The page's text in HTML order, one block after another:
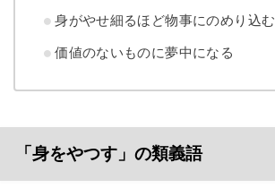
身がやせ細るほど物事にのめり込む
価値のないものに夢中になる
「身をやつす」の類義語